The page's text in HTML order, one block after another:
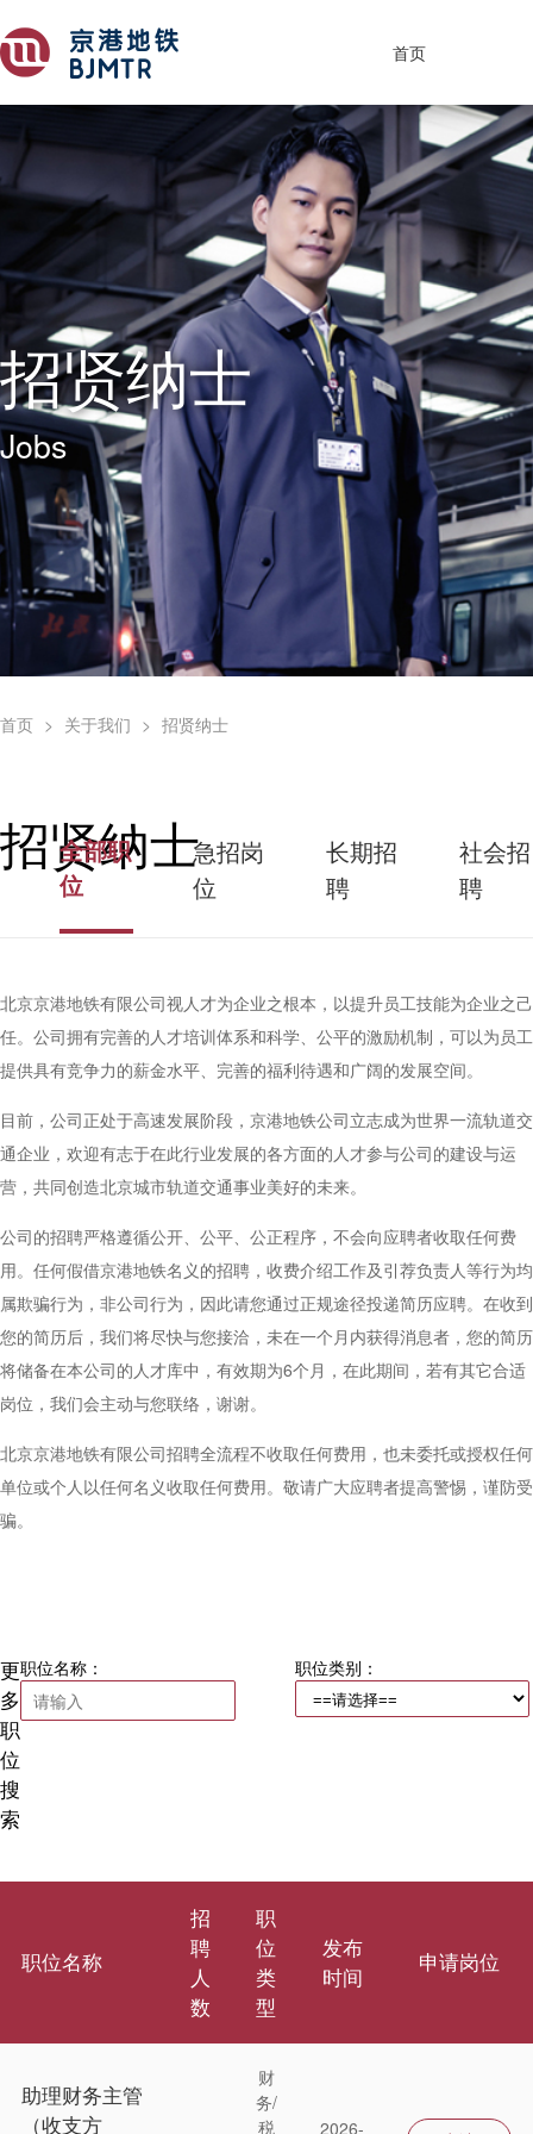
首页
招贤纳士
Jobs
首页 关于我们 招贤纳士
招贤纳士
全部职
位
急招岗
位
长期招
聘
社会招
聘
北京京港地铁有限公司视人才为企业之根本，以提升员工技能为企业之己
任。公司拥有完善的人才培训体系和科学、公平的激励机制，可以为员工
提供具有竞争力的薪金水平、完善的福利待遇和广阔的发展空间。
目前，公司正处于高速发展阶段，京港地铁公司立志成为世界一流轨道交
通企业，欢迎有志于在此行业发展的各方面的人才参与公司的建设与运
营，共同创造北京城市轨道交通事业美好的未来。
公司的招聘严格遵循公开、公平、公正程序，不会向应聘者收取任何费
用。任何假借京港地铁名义的招聘，收费介绍工作及引荐负责人等行为均
属欺骗行为，非公司行为，因此请您通过正规途径投递简历应聘。在收到
您的简历后，我们将尽快与您接洽，未在一个月内获得消息者，您的简历
将储备在本公司的人才库中，有效期为6个月，在此期间，若有其它合适
岗位，我们会主动与您联络，谢谢。
北京京港地铁有限公司招聘全流程不收取任何费用，也未委托或授权任何
单位或个人以任何名义收取任何费用。敬请广大应聘者提高警惕，谨防受
骗。
更
多
职
位
搜
索
职位名称： 职位类别：
职位名称
招
聘
人
数
职
位
类
型
发布
时间
申请岗位
助理财务主管
（收支方
财
务/
税
2026-